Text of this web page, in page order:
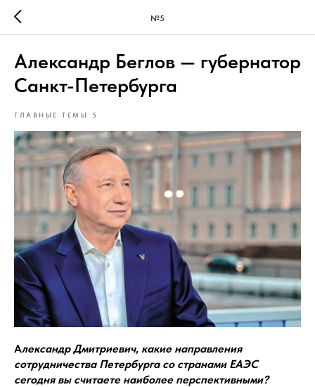
№5
Александр Беглов — губернатор
Санкт-Петербурга
ГЛАВНЫЕ ТЕМЫ 5
Александр Дмитриевич, какие направления
сотрудничества Петербурга со странами ЕАЭС
сегодня вы считаете наиболее перспективными?